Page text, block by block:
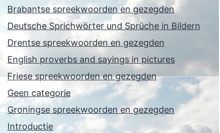
Brabantse spreekwoorden en gezegden
Deutsche Sprichwörter und Sprüche in Bildern
Drentse spreekwoorden en gezegden
English proverbs and sayings in pictures
Friese spreekwoorden en gezegden
Geen categorie
Groningse spreekwoorden en gezegden
Introductie